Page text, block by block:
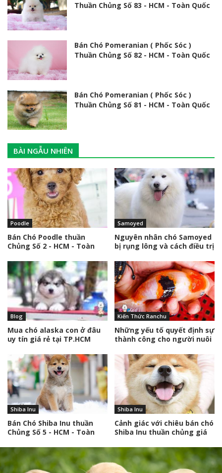
Thuần Chủng Số 83 - HCM - Toàn Quốc
Bán Chó Pomeranian ( Phốc Sóc )
Thuần Chủng Số 82 - HCM - Toàn Quốc
Bán Chó Pomeranian ( Phốc Sóc )
Thuần Chủng Số 81 - HCM - Toàn Quốc
BÀI NGẪU NHIÊN
Poodle
Bán Chó Poodle thuần
Chủng Số 2 - HCM - Toàn
Samoyed
Nguyên nhân chó Samoyed
bị rụng lông và cách điều trị
Blog
Mua chó alaska con ở đâu
uy tín giá rẻ tại TP.HCM
Kiến Thức Ranchu
Những yếu tố quyết định sự
thành công cho người nuôi
Shiba Inu
Bán Chó Shiba Inu thuần
Chủng Số 5 - HCM - Toàn
Shiba Inu
Cảnh giác với chiêu bán chó
Shiba Inu thuần chủng giá